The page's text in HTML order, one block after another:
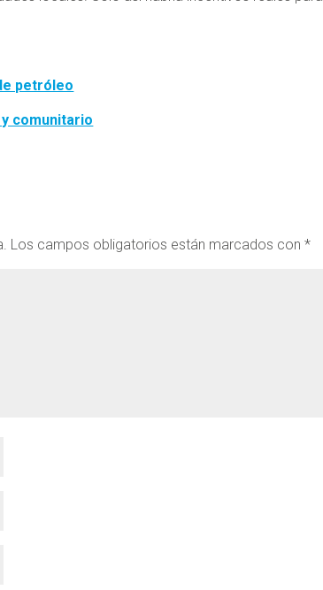
petróleo
comunitario
Los campos obligatorios están marcados con*